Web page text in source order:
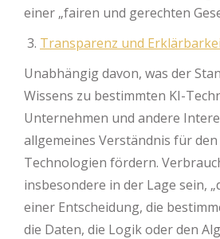
einer „fairen und gerechten
Transparenz und
Unabhängig davon, was der
Wissens zu bestimmten KI-
Unternehmen und andere
allgemeines Verständnis für den
Technologien fördern.
insbesondere in der Lage sein,
einer Entscheidung, die
die Daten, die Logik oder den